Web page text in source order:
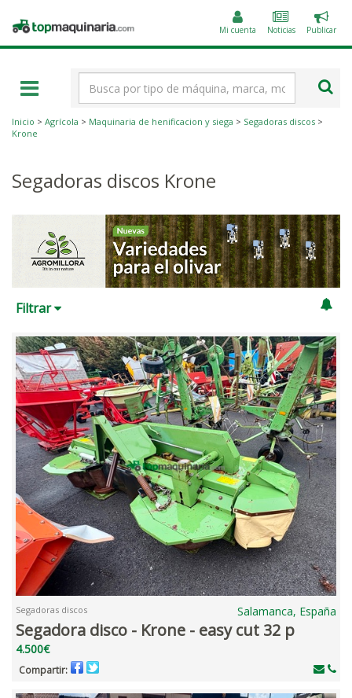
Topmaquinaria.com Mi cuenta Noticias
un
Publicar
Inicio > Agrícola > Maquinaria de henificacion y siega > Segadoras discos >
Krone
Segadoras discos Krone
Filtrar
Segadoras discos Salamanca, España
Segadora disco - Krone - easy cut 32 p
4.500€
Compartir: